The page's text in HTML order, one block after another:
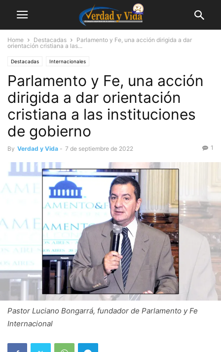
Home Destacadas
Parlamento y Fe, una acción dirigida a dar
orientación cristiana a las...
Destacadas Internacionales
Parlamento y Fe, una acción
dirigida a dar orientación
cristiana a las instituciones
de gobierno
By Verdad y Vida - 7 de septiembre de 2022 1
Pastor Luciano Bongarrá, fundador de Parlamento y Fe
Internacional